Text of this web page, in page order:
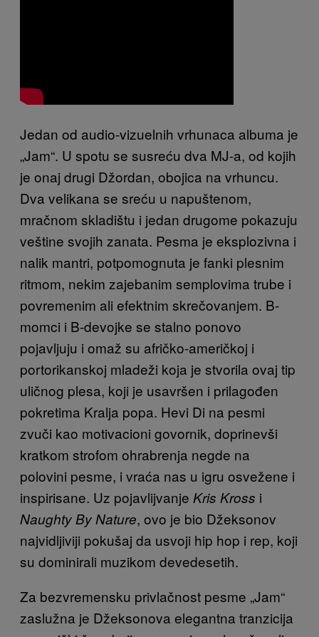
Jedan od audio-vizuelnih vrhunaca albuma je
„Jam“. U spotu se susreću dva MJ-a, od kojih
je onaj drugi Džordan, obojica na vrhuncu.
Dva velikana se sreću u napuštenom,
mračnom skladištu i jedan drugome pokazuju
veštine svojih zanata. Pesma je eksplozivna i
nalik mantri, potpomognuta je fanki plesnim
ritmom, nekim zajebanim semplovima trube i
povremenim ali efektnim skrečovanjem. B-
momci i B-devojke se stalno ponovo
pojavljuju i omaž su afričko-američkoj i
portorikanskoj mladeži koja je stvorila ovaj tip
uličnog plesa, koji je usavršen i prilagođen
pokretima Kralja popa. Hevi Di na pesmi
zvuči kao motivacioni govornik, doprinevši
kratkom strofom ohrabrenja negde na
polovini pesme, i vraća nas u igru osvežene i
inspirisane. Uz pojavlijvanje Kris Kross i
Naughty By Nature, ovo je bio Džeksonov
najvidljiviji pokušaj da usvoji hip hop i rep, koji
su dominirali muzikom devedesetih.
Za bezvremensku privlačnost pesme „Jam“
zaslužna je Džeksonova elegantna tranzicija